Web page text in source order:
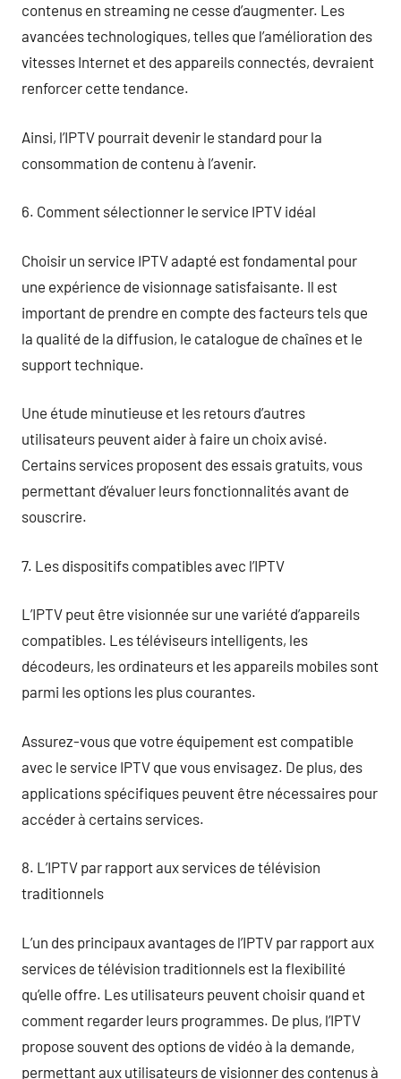
contenus en streaming ne cesse d’augmenter. Les
avancées technologiques, telles que l’amélioration des
vitesses Internet et des appareils connectés, devraient
renforcer cette tendance.
Ainsi, l’IPTV pourrait devenir le standard pour la
consommation de contenu à l’avenir.
6. Comment sélectionner le service IPTV idéal
Choisir un service IPTV adapté est fondamental pour
une expérience de visionnage satisfaisante. Il est
important de prendre en compte des facteurs tels que
la qualité de la diffusion, le catalogue de chaînes et le
support technique.
Une étude minutieuse et les retours d’autres
utilisateurs peuvent aider à faire un choix avisé.
Certains services proposent des essais gratuits, vous
permettant d’évaluer leurs fonctionnalités avant de
souscrire.
7. Les dispositifs compatibles avec l’IPTV
L’IPTV peut être visionnée sur une variété d’appareils
compatibles. Les téléviseurs intelligents, les
décodeurs, les ordinateurs et les appareils mobiles sont
parmi les options les plus courantes.
Assurez-vous que votre équipement est compatible
avec le service IPTV que vous envisagez. De plus, des
applications spécifiques peuvent être nécessaires pour
accéder à certains services.
8. L’IPTV par rapport aux services de télévision
traditionnels
L’un des principaux avantages de l’IPTV par rapport aux
services de télévision traditionnels est la flexibilité
qu’elle offre. Les utilisateurs peuvent choisir quand et
comment regarder leurs programmes. De plus, l’IPTV
propose souvent des options de vidéo à la demande,
permettant aux utilisateurs de visionner des contenus à